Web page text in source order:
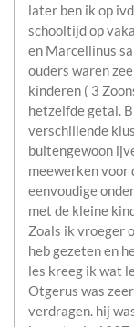
later ben ik op
schooltijd op
en Marcellinus
ouders waren
kinderen ( 3
hetzelfde getal.
verschillende
buitengewoon
meewerken voor
eenvoudige
met de kleine
Zoals ik vroeger
heb gezeten en
les kreeg ik wat
Otgerus was
verdragen. hij